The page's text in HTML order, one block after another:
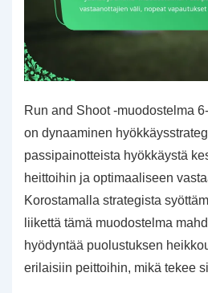
Run and Shoot -muodostelma
on dynaaminen
passipainotteista hyökkäystä
heittoihin ja optimaaliseen
Korostamalla strategista
liikettä tämä muodostelma
hyödyntää puolustuksen
erilaisiin peittoihin, mikä tekee